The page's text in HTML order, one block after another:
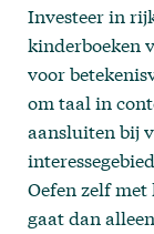
Investeer in
kinderboeken
voor
om taal in
aansluiten bij
Oefen zelf met
gaat dan